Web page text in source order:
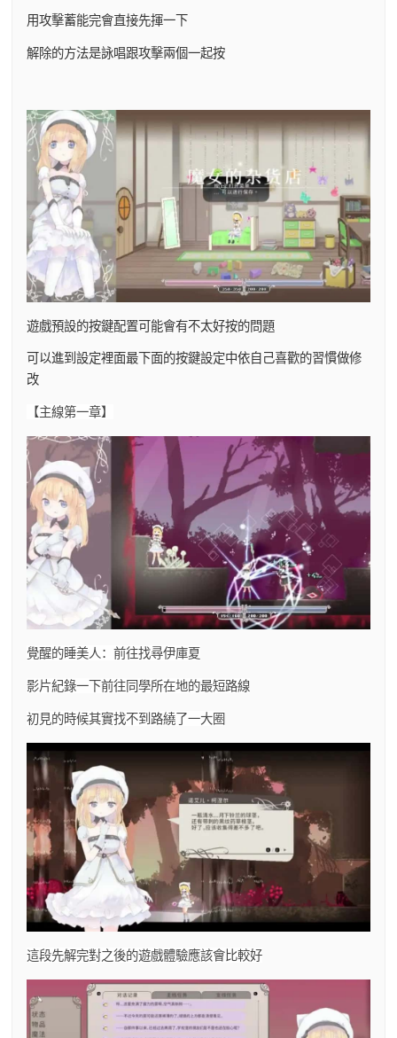
用攻擊蓄能完會直接先揮一下
解除的方法是詠唱跟攻擊兩個一起按
遊戲預設的按鍵配置可能會有不太好按的問題
可以進到設定裡面最下面的按鍵設定中依自己喜歡的習慣做修
改
【主線第一章】
覺醒的睡美人：前往找尋伊庫夏
影片紀錄一下前往同學所在地的最短路線
初見的時候其實找不到路繞了一大圈
這段先解完對之後的遊戲體驗應該會比較好